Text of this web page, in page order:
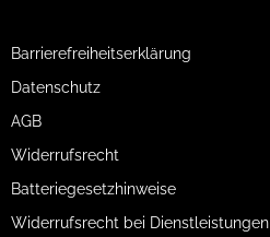
Barrierefreiheitserklärung
Datenschutz
AGB
Widerrufsrecht
Batteriegesetzhinweise
Widerrufsrecht bei Dienstleistungen